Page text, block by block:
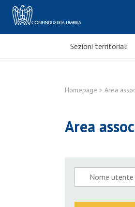
Sezioni territoriali
Homepage > Area
Area